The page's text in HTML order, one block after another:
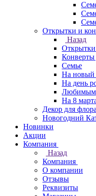
Открытки и
Назад
Конверты
Семье
На новый
На день
Любимым
На 8
Декор для
Новогодний
Новинки
Акции
Компания
Назад
Компания
О компании
Отзывы
Реквизиты